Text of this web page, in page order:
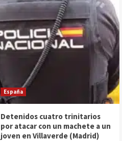
España
Detenidos cuatro trinitarios
por atacar con un machete a un
joven en Villaverde (Madrid)